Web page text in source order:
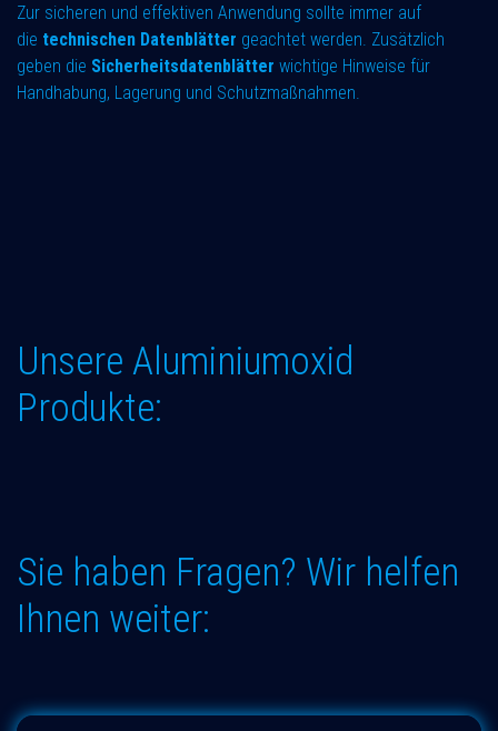
Zur sicheren und effektiven Anwendung sollte immer auf
die technischen Datenblätter geachtet werden. Zusätzlich
geben die Sicherheitsdatenblätter wichtige Hinweise für
Handhabung, Lagerung und Schutzmaßnahmen.
Unsere Aluminiumoxid
Produkte:
Sie haben Fragen? Wir helfen
Ihnen weiter: